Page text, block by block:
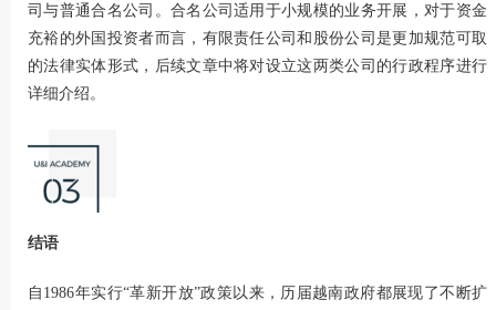
司与普通合名公司。合名公司适用于小规模的业务开展，对于资金
充裕的外国投资者而言，有限责任公司和股份公司是更加规范可取
的法律实体形式，后续文章中将对设立这两类公司的行政程序进行
详细介绍。
结语
自1986年实行“革新开放”政策以来，历届越南政府都展现了不断扩